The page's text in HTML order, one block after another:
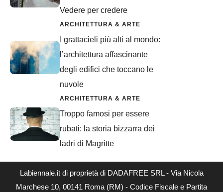
Vedere per credere
ARCHITETTURA & ARTE
I grattacieli più alti al mondo:
l’architettura affascinante
degli edifici che toccano le
nuvole
ARCHITETTURA & ARTE
Troppo famosi per essere
rubati: la storia bizzarra dei
ladri di Magritte
Labiennale.it di proprietà di DADAFREE SRL - Via Nicola
Marchese 10, 00141 Roma (RM) - Codice Fiscale e Partita